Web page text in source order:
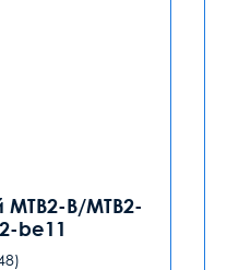
B/MTB2-
be11